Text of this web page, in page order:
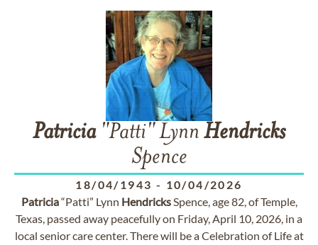
Patricia"Patti" Lynn Hendricks
Spence
18/04/1943 - 10/04/2026
Patricia“Patti” Lynn HendricksSpence, age 82, of Temple,
Texas, passed away peacefully on Friday, April 10, 2026, in a
local senior care center. There will be a Celebration of Life at